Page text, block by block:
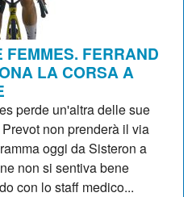
FERRAND
LA CORSA A
perde un'altra delle sue
non prenderà il via
oggi da Sisteron a
non si sentiva bene
con lo staff medico...